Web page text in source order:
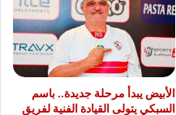
الأبيض يبدأ مرحلة جديدة.. باسم
السبكي يتولى القيادة الفنية لفريق